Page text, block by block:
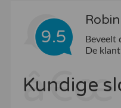
9.5 Beveelt
De
Kundige